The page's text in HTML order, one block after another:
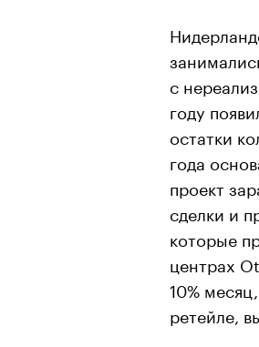
с
году
остатки
года
проект
сделки и
которые
центрах
10%
ретейле,